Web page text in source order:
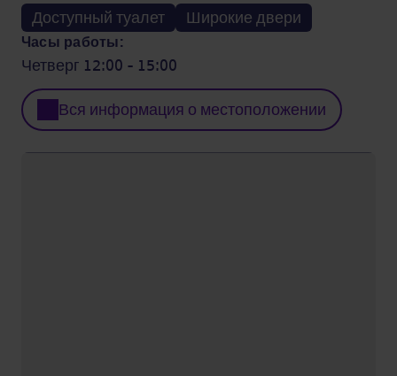
Доступный туалет
Широкие двери
Часы работы:
Четверг 12:00 - 15:00
Вся информация о местоположении